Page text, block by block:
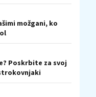
možgani, ko
Poskrbite za svoj